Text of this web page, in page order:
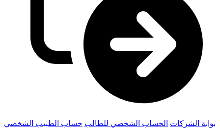
بوابة الشركات الحساب الشخصي للطالب حساب الطبيب الشخصي